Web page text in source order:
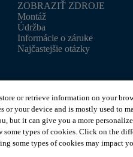
ZOBRAZIŤ ZDROJE
Montáž
Údržba
Informácie o záruke
Najčastejšie otázky
Shaw Industries Group
or retrieve information on your
or your device and is mostly used to
but it can give you a more
types of cookies. Click on the
some types of cookies may impact